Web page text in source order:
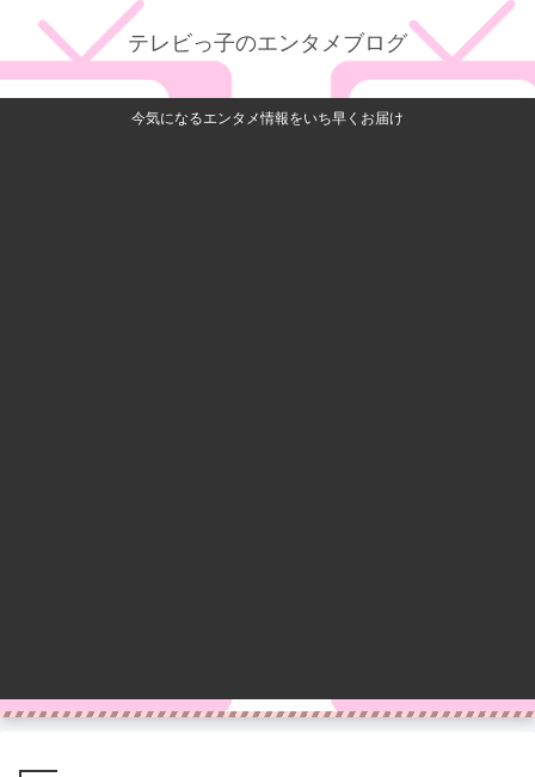
テレビっ子のエンタメブログ
今気になるエンタメ情報をいち早くお届け